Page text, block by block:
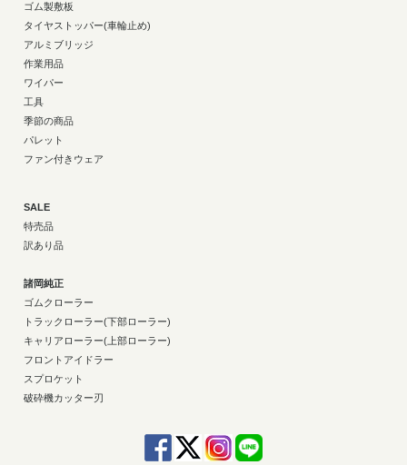
ゴム製敷板
タイヤストッパー(車輪止め)
アルミブリッジ
作業用品
ワイパー
工具
季節の商品
パレット
ファン付きウェア
SALE
特売品
訳あり品
諸岡純正
ゴムクローラー
トラックローラー(下部ローラー)
キャリアローラー(上部ローラー)
フロントアイドラー
スプロケット
破砕機カッター刃